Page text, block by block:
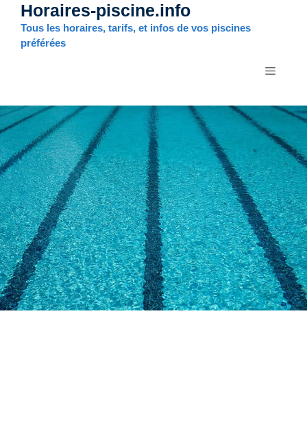
Aller
contenu
Horaires-piscine.info
Tous les horaires, tarifs, et infos de vos piscines
préférées
MENU